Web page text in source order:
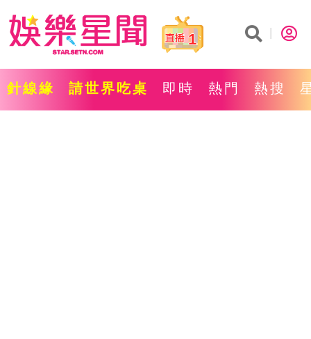
1
針線緣 請世界吃桌 即時 熱門 熱搜